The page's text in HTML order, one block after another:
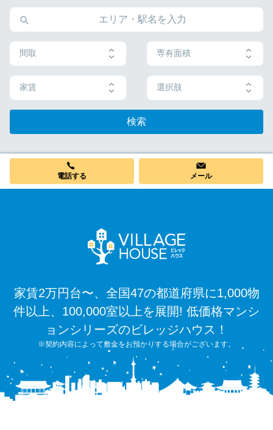
間取 専有面積
家賃 選択肢
検索
電話する メール
家賃2万円台〜、全国47の都道府県に1,000物
件以上、100,000室以上を展開! 低価格マンシ
ョンシリーズのビレッジハウス！
※契約内容によって敷金をお預かりする場合がございます。